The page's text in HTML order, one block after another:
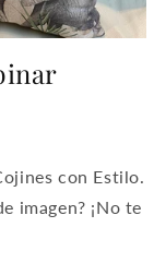
con Estilo.
imagen? ¡No te